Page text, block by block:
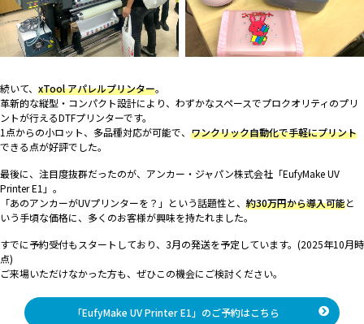
続いて、 xTool アパレルプリンター。
革新的な縦型・コンパクト設計により、わずかなスペースでプロクオリティのプリ
ントが行えるDTFプリンターです。
1点からの小ロット、多品種対応が可能で、 ワンクリック自動化で手軽にプリント
できる点が好評でした。
最後に、注目度抜群だったのが、アンカー・ジャパン株式会社「EufyMake UV
Printer E1」。
「あのアンカーがUVプリンターを？」という話題性と、 約30万円から導入可能と
いう手頃な価格に、多くのお客様が興味を持たれました。
すでに予約受付もスタートしており、3月の発送を予定しています。(2025年10月時
点)
ご来場いただけなかった方も、ぜひこの機会にご検討ください。
「EufyMake UV Printer E1」のご予約はこちら